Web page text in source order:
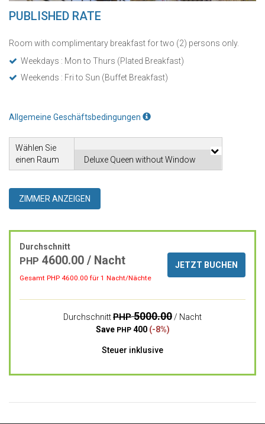
PUBLISHED RATE
Room with complimentary breakfast for two (2) persons only.
Weekdays : Mon to Thurs (Plated Breakfast)
Weekends : Fri to Sun (Buffet Breakfast)
Allgemeine Geschäftsbedingungen
Wählen Sie
einen Raum
ZIMMER ANZEIGEN
Durchschnitt
PHP 4600.00 / Nacht
Gesamt PHP 4600.00 für 1 Nacht/Nächte
JETZT BUCHEN
DurchschnittPHP5000.00 / Nacht
Save PHP400 (-8%)
Steuer inklusive